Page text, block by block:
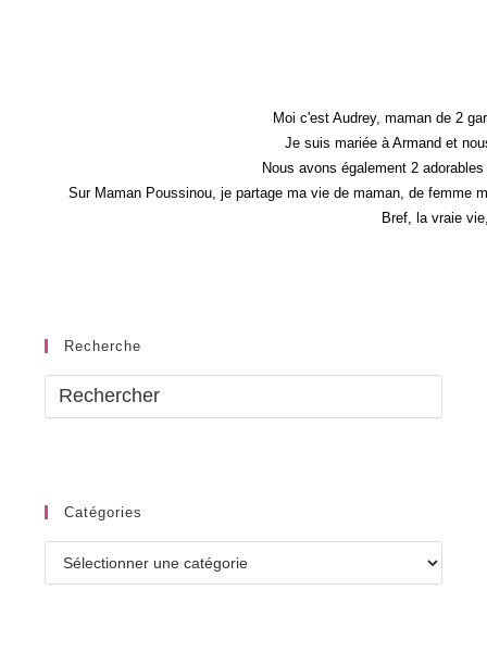
Moi c'est Audrey, maman de 2
Je suis mariée à Armand et
Nous avons également 2
Sur Maman Poussinou, je partage ma vie de maman, de femme
Bref, la vraie
Recherche
Catégories